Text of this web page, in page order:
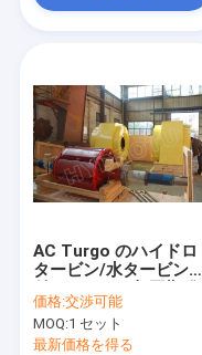
プロダクト
私達について
工場旅行
私達に連絡しなさい
ニュース
AC Turgo のハイドロ
タービン/水タービンが
電機の刺激システム
価格:交渉可能
MOQ:1 セット
最新価格を得る